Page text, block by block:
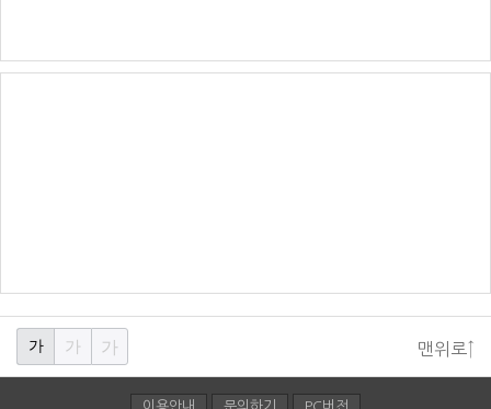
맨위로↑
가 가 가
이용안내 문의하기 PC버전